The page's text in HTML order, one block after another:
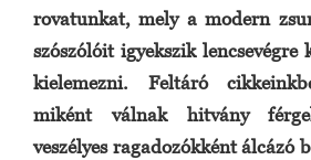
rovatunkat, mely a modern
szószólóit igyekszik lencsevégre
kielemezni. Feltáró
miként válnak hitvány
veszélyes ragadozókként